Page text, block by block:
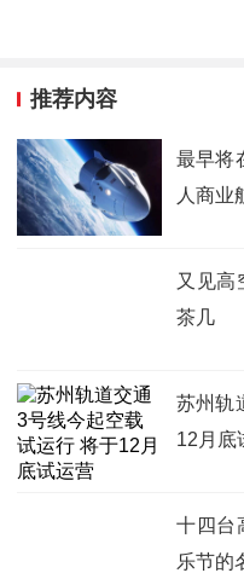
推荐内容
最早将
人商业
又见高
茶几
苏州轨
12月底
十四台
乐节的